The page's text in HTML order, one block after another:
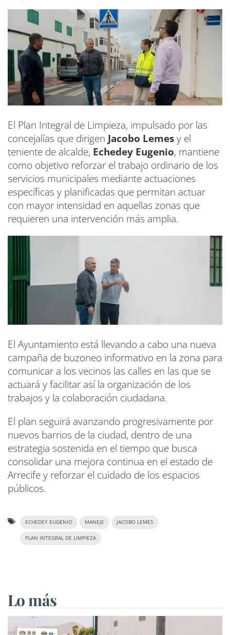
El Plan Integral de Limpieza, impulsado por las
concejalías que dirigen Jacobo Lemesy el
teniente de alcalde, Echedey Eugenio, mantiene
como objetivo reforzar el trabajo ordinario de los
servicios municipales mediante actuaciones
específicas y planificadas que permitan actuar
con mayor intensidad en aquellas zonas que
requieren una intervención más amplia.
El Ayuntamiento está llevando a cabo una nueva
campaña de buzoneo informativo en la zona para
comunicar a los vecinos las calles en las que se
actuará y facilitar así la organización de los
trabajos y la colaboración ciudadana.
El plan seguirá avanzando progresivamente por
nuevos barrios de la ciudad, dentro de una
estrategia sostenida en el tiempo que busca
consolidar una mejora continua en el estado de
Arrecife y reforzar el cuidado de los espacios
públicos.
ECHEDEY EUGENIO MANEJE JACOBO LEMES
PLAN INTEGRAL DE LIMPIEZA
Lo más